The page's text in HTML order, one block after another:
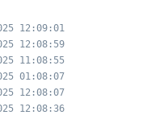
12:09:01
12:08:59
11:08:55
01:08:07
12:08:07
12:08:36